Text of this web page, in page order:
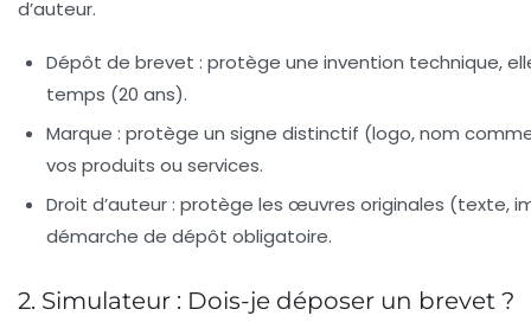
d’auteur.
Dépôt de brevet : protège une invention technique,
temps (20 ans).
Marque : protège un signe distinctif (logo, nom
vos produits ou services.
Droit d’auteur : protège les œuvres originales (texte,
démarche de dépôt obligatoire.
2. Simulateur : Dois-je déposer un brevet ?